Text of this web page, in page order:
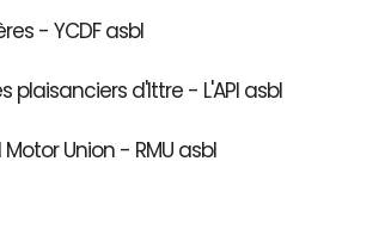
Frontières - YCDF asbl
plaisanciers d'Ittre - L'API asbl
Motor Union - RMU asbl